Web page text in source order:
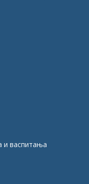
и васпитања